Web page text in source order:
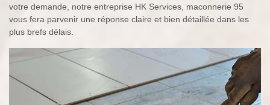
votre demande, notre entreprise HK Services, maconnerie 95
vous fera parvenir une réponse claire et bien détaillée dans les
plus brefs délais.